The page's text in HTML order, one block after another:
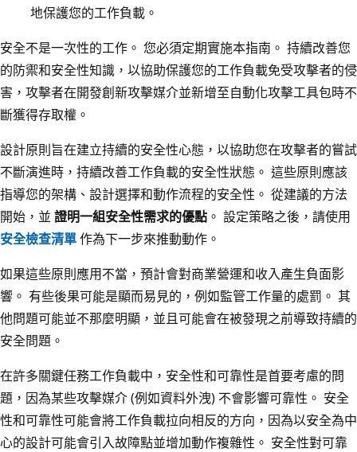
地保護您的工作負載。
安全不是一次性的工作。 您必須定期實施本指南。 持續改善您
的防禦和安全性知識，以協助保護您的工作負載免受攻擊者的侵
害，攻擊者在開發創新攻擊媒介並新增至自動化攻擊工具包時不
斷獲得存取權。
設計原則旨在建立持續的安全性心態，以協助您在攻擊者的嘗試
不斷演進時，持續改善工作負載的安全性狀態。 這些原則應該
指導您的架構、設計選擇和動作流程的安全性。 從建議的方法
開始，並 證明一組安全性需求的優點 。 設定策略之後，請使用
安全檢查清單作為下一步來推動動作。
如果這些原則應用不當，預計會對商業營運和收入產生負面影
響。 有些後果可能是顯而易見的，例如監管工作量的處罰。 其
他問題可能並不那麼明顯，並且可能會在被發現之前導致持續的
安全問題。
在許多關鍵任務工作負載中，安全性和可靠性是首要考慮的問
題，因為某些攻擊媒介 (例如資料外洩) 不會影響可靠性。 安全
性和可靠性可能會將工作負載拉向相反的方向，因為以安全為中
心的設計可能會引入故障點並增加動作複雜性。 安全性對可靠